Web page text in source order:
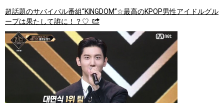
超話題のサバイバル番組“KINGDOM”☆最高のKPOP男性アイドルグル
ープは果たして誰に！？♡